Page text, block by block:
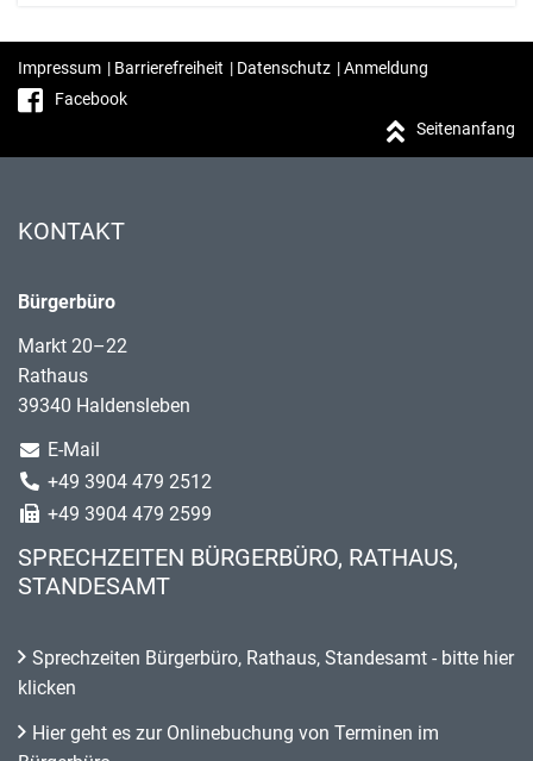
Impressum | Barrierefreiheit | Datenschutz |Anmeldung
Facebook
Seitenanfang
KONTAKT
Bürgerbüro
Markt 20–22
Rathaus
39340 Haldensleben
E-Mail
+49 3904 479 2512
+49 3904 479 2599
SPRECHZEITEN BÜRGERBÜRO, RATHAUS,
STANDESAMT
Sprechzeiten Bürgerbüro, Rathaus, Standesamt - bitte hier
klicken
Hier geht es zur Onlinebuchung von Terminen im